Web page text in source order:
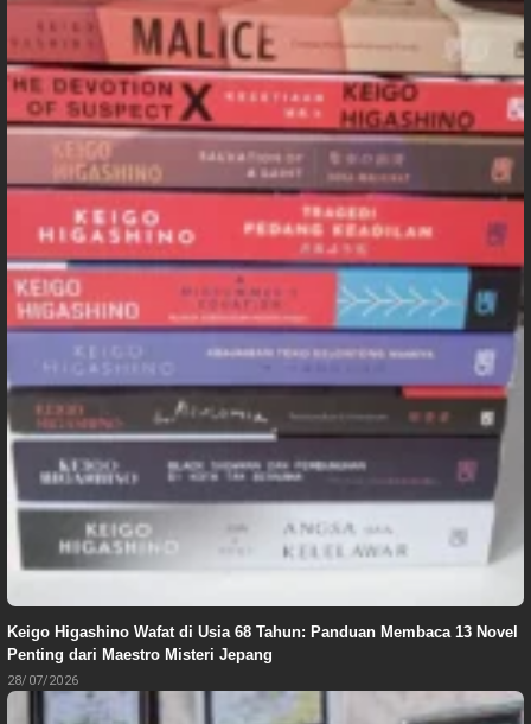
Keigo Higashino Wafat di Usia 68 Tahun: Panduan Membaca 13 Novel
Penting dari Maestro Misteri Jepang
28/07/2026